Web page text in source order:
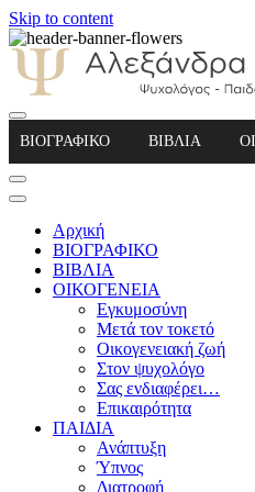
Skip to content
Αλεξάνδρα
ΒΙΟΓΡΑΦΙΚΟ ΒΙΒΛΙΑ
Αρχική
ΒΙΟΓΡΑΦΙΚΟ
ΒΙΒΛΙΑ
ΟΙΚΟΓΕΝΕΙΑ
Εγκυμοσύνη
Μετά τον τοκετό
Οικογενειακή ζωή
Στον ψυχολόγο
Σας ενδιαφέρει…
Επικαιρότητα
ΠΑΙΔΙΑ
Ανάπτυξη
Ύπνος
Διατροφή